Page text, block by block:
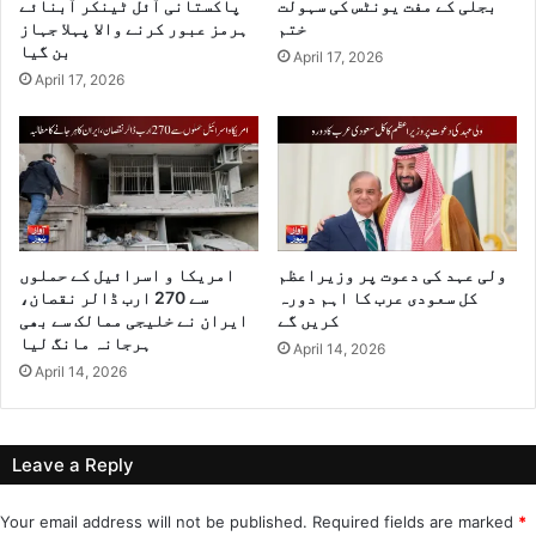
پاکستانی آئل ٹینکر آبنائے
ہرمز عبور کرنے والا پہلا جہاز
بن گیا
April 17, 2026
بجلی کے مفت یونٹس کی سہولت
ختم
April 17, 2026
امریکا و اسرائیل کے حملوں
سے 270 ارب ڈالر نقصان،
ایران نے خلیجی ممالک سے بھی
ہرجانہ مانگ لیا
April 14, 2026
ولی عہد کی دعوت پر وزیراعظم
کل سعودی عرب کا اہم دورہ
April 14, 2026
Leave a Reply
Your email address will not be published. Required fields are marked *